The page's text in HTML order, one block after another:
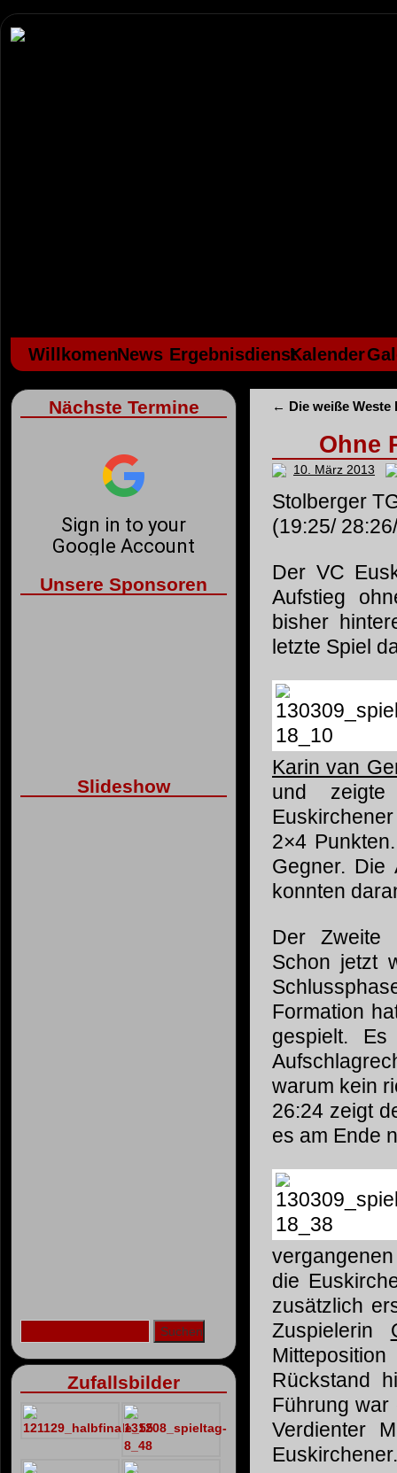
WillkomenNews ErgebnisdienstKalender
← Die weiße
Ohne
10. März 2013
Stolberger
(19:25/
Der VC
Aufstieg
bisher
letzte Spiel
Karin van
und zeigte
2×4
Gegner. Die
konnten
Der Zweite
Schon jetzt
Formation
gespielt.
warum kein
26:24 zeigt
es am Ende
die
zusätzlich
Zuspielerin
Rückstand
Führung war
Verdienter
Euskirchener.
Nächste Termine
Unsere Sponsoren
Slideshow
Zufallsbilder